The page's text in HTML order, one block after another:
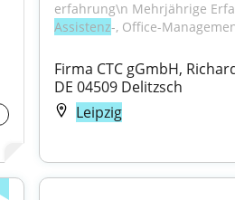
Assistenz-, Office-
Firma CTC gGmbH,
DE 04509 Delitzsch
Leipzig